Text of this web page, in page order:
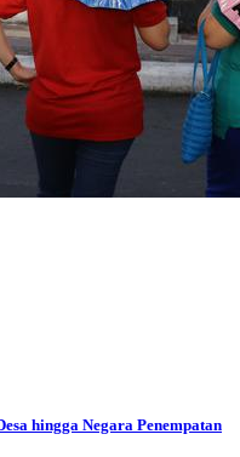
hingga Negara Penempatan